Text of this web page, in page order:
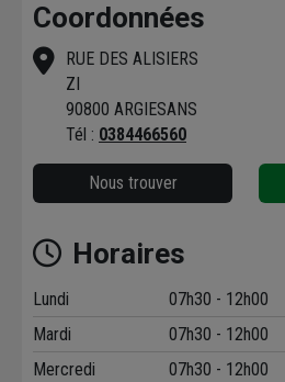
Coordonnées
RUE DES ALISIERS
ZI
90800 ARGIESANS
Tél : 0384466560
Nous trouver
Horaires
Lundi 07h30 - 12h00
Mardi
07h30 - 12h00
Mercredi
07h30 - 12h00